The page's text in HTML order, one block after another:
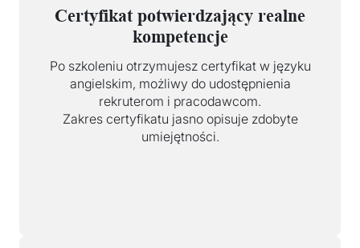
Certyfikat potwierdzający realne
kompetencje
Po szkoleniu otrzymujesz certyfikat w języku
angielskim, możliwy do udostępnienia
rekruterom i pracodawcom.
Zakres certyfikatu jasno opisuje zdobyte
umiejętności.